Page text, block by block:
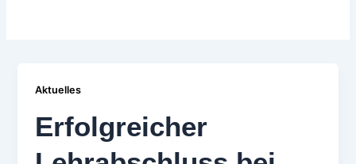
Aktuelles
Erfolgreicher